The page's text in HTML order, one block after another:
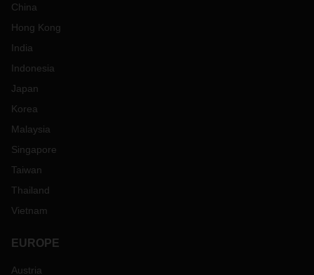
China
Hong Kong
India
Indonesia
Japan
Korea
Malaysia
Singapore
Taiwan
Thailand
Vietnam
EUROPE
Austria